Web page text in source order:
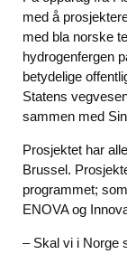
med å
med bla norske
hydrogenfergen
betydelige
Statens
sammen med
Prosjektet har
Brussel.
programmet;
ENOVA og
– Skal vi i Norge